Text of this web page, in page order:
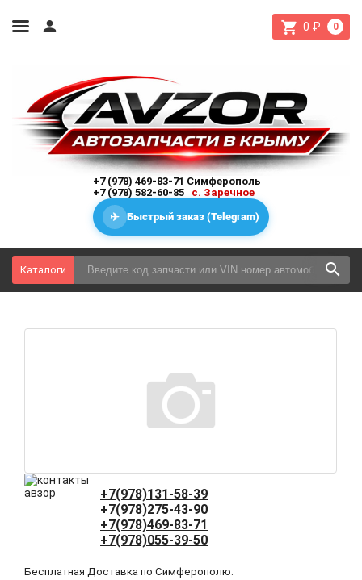
0 ₽ 0
+7 (978) 469-83-71 Симферополь
+7 (978) 582-60-85
с. Заречное
✈ Быстрый заказ (Telegram)
Каталоги
+7(978)131-58-39
+7(978)275-43-90
+7(978)469-83-71
+7(978)055-39-50
Бесплатная Доставка по Симферополю.